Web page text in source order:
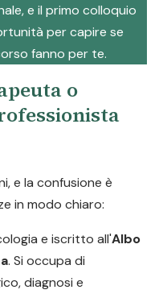
e il primo colloquio
per capire se
fanno per te.
o
e la confusione è
in modo chiaro:
e iscritto all'Albo
. Si occupa di
diagnosi e